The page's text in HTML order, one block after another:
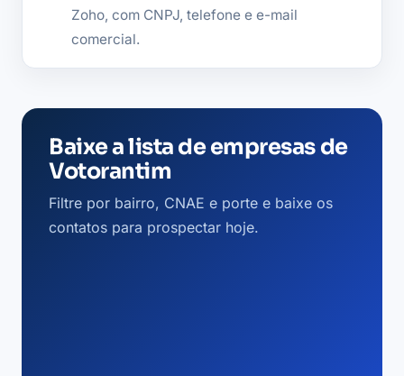
Zoho, com CNPJ, telefone e e-mail
comercial.
Baixe a lista de empresas de
Votorantim
Filtre por bairro, CNAE e porte e baixe os
contatos para prospectar hoje.